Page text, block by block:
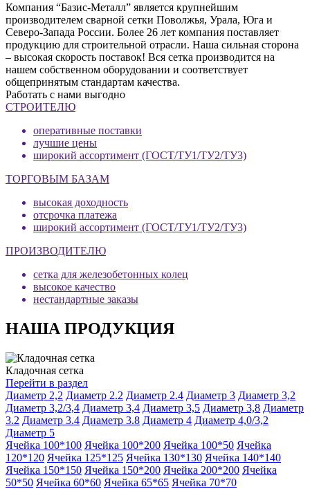
Компания “Базис-Металл” является крупнейшим
производителем сварной сетки Поволжья, Урала, Юга и
Северо-Запада России. Более 26 лет компания поставляет
продукцию для строительной отрасли. Наша сильная сторона
– высокая скорость поставок! Вся сетка производится на
нашем собственном оборудовании и соответствует
общепринятым стандартам качества.
Работать с нами выгодно
СТРОИТЕЛЮ
оперативные поставки
лучшие цены
широкий ассортимент (ГОСТ/ТУ1/ТУ2/ТУ3)
ТОРГОВЫМ БАЗАМ
высокая доходность
отсрочка платежа
широкий ассортимент (ГОСТ/ТУ1/ТУ2/ТУ3)
ПРОИЗВОДИТЕЛЮ
сетка для железобетонных колец
высокое качество
нестандартные заказы
НАША ПРОДУКЦИЯ
Кладочная сетка
Перейти в раздел
Диаметр 2,2 Диаметр 2.2 Диаметр 2.4 Диаметр 3 Диаметр 3,2
Диаметр 3,2/3,4 Диаметр 3,4 Диаметр 3,5 Диаметр 3,8 Диаметр
3.2 Диаметр 3.4 Диаметр 3.8 Диаметр 4 Диаметр 4,0/3,2
Диаметр 5
Ячейка 100*100 Ячейка 100*200 Ячейка 100*50 Ячейка
120*120 Ячейка 125*125 Ячейка 130*130 Ячейка 140*140
Ячейка 150*150 Ячейка 150*200 Ячейка 200*200 Ячейка
50*50 Ячейка 60*60 Ячейка 65*65 Ячейка 70*70